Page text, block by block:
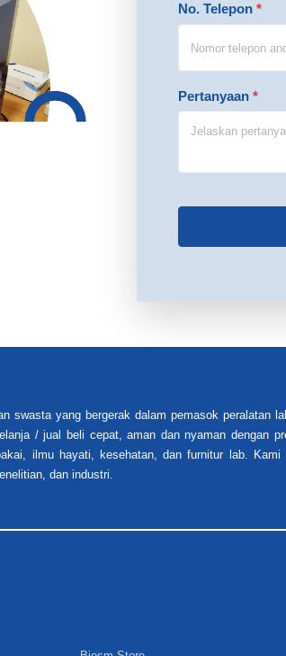
No. Telepon *
Pertanyaan *
swasta yang bergerak dalam pemasok peralatan
/ jual beli cepat, aman dan nyaman dengan
ilmu hayati, kesehatan, dan furnitur lab. Kami
dan industri.